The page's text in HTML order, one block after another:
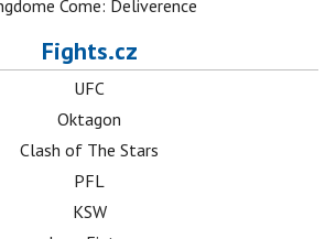
Come: Deliverence
Fights.cz
UFC
Oktagon
Clash of The Stars
PFL
KSW